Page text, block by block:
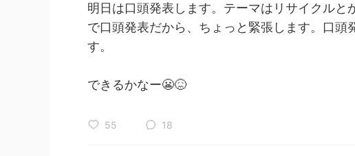
明日は口頭発表します。テーマはリサイクル
で口頭発表だから、ちょっと緊張します。口頭
す。
できるかなー😬😖
55 18